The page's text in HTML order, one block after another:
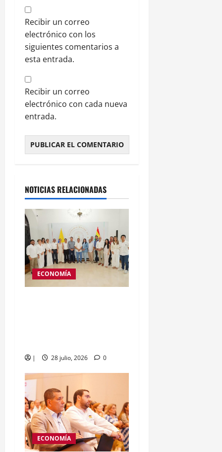
Recibir un correo
electrónico con los
siguientes comentarios a
esta entrada.
Recibir un correo
electrónico con cada nueva
entrada.
NOTICIAS RELACIONADAS
ECONOMÍA
| 28 julio, 2026 0
ECONOMÍA